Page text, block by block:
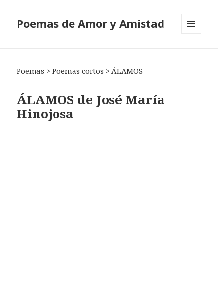
Poemas de Amor y Amistad
Poemas >Poemas cortos >ÁLAMOS
ÁLAMOS de José María
Hinojosa